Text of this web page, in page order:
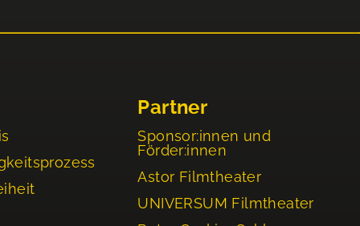
Partner
Sponsor:innen und
Förder:innen
Astor Filmtheater
UNIVERSUM Filmtheater